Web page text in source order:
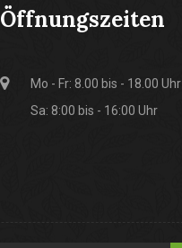
Öffnungszeiten
Mo - Fr: 8.00 bis - 18.00 Uhr
Sa: 8:00 bis - 16:00 Uhr